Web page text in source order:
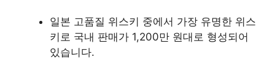
일본 고품질 위스키 중에서 가장 유명한 위스
키로 국내 판매가 1,200만 원대로 형성되어
있습니다.